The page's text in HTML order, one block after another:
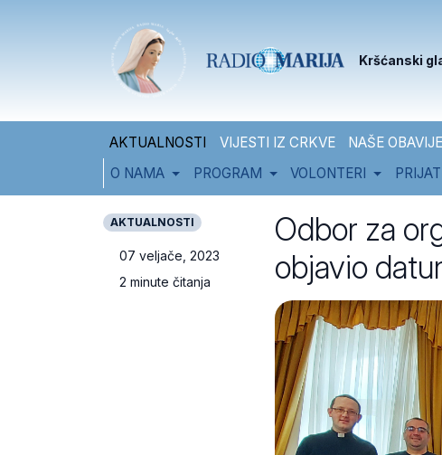
Kršćanski
AKTUALNOSTI VIJESTI IZ CRKVE NAŠE
O NAMA
PROGRAM VOLONTERI
AKTUALNOSTI
07 veljače, 2023
2 minute čitanja
Odbor za
objavio